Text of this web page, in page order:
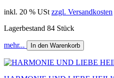
inkl. 20 % USt zzgl. Versandkosten
Lagerbestand 84 Stück
mehr... In den Warenkorb